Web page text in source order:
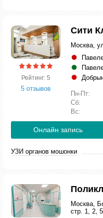
Рейтинг: 5
5 отзывов
Сити
Москва,
Пн-Пт:
Сб:
Вс:
Онлайн запись
УЗИ органов мошонки
Москва,
стр. 1, 2, 5